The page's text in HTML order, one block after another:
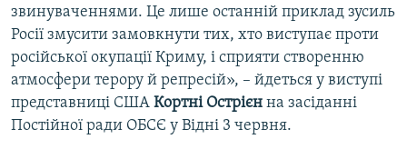
звинуваченнями. Це лише останній приклад зусиль
Росії змусити замовкнути тих, хто виступає проти
російської окупації Криму, і сприяти створенню
атмосфери терору й репресій», – йдеться у виступі
представниці США Кортні Острієн на засіданні
Постійної ради ОБСЄ у Відні 3 червня.